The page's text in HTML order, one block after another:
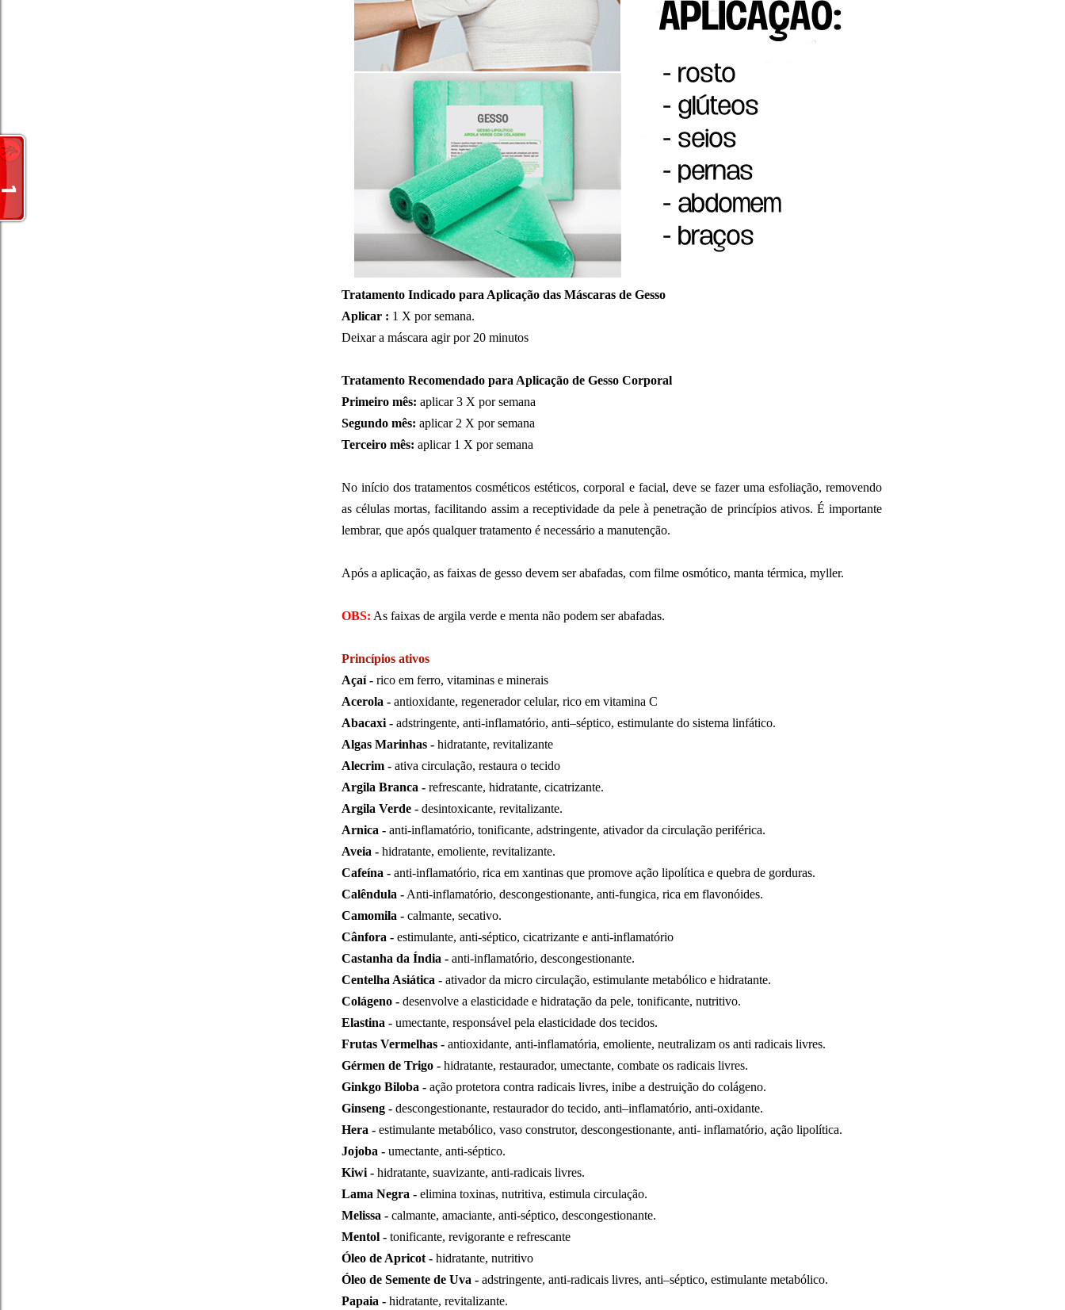
Tratamento Indicado para Aplicação das Máscaras de Gesso
Aplicar : 1 X por semana.
Deixar a máscara agir por 20 minutos
Tratamento Recomendado para Aplicação de Gesso Corporal
Primeiro mês: aplicar 3 X por semana
Segundo mês: aplicar 2 X por semana
Terceiro mês: aplicar 1 X por semana
No início dos tratamentos cosméticos estéticos, corporal e facial, deve se fazer uma esfoliação, removendo
as células mortas, facilitando assim a receptividade da pele à penetração de princípios ativos. É importante
lembrar, que após qualquer tratamento é necessário a manutenção.
Após a aplicação, as faixas de gesso devem ser abafadas, com filme osmótico, manta térmica, myller.
OBS: As faixas de argila verde e menta não podem ser abafadas.
Princípios ativos
Açaí - rico em ferro, vitaminas e minerais
Acerola - antioxidante, regenerador celular, rico em vitamina C
Abacaxi - adstringente, anti-inflamatório, anti–séptico, estimulante do sistema linfático.
Algas Marinhas - hidratante, revitalizante
Alecrim - ativa circulação, restaura o tecido
Argila Branca - refrescante, hidratante, cicatrizante.
Argila Verde - desintoxicante, revitalizante.
Arnica - anti-inflamatório, tonificante, adstringente, ativador da circulação periférica.
Aveia - hidratante, emoliente, revitalizante.
Cafeína - anti-inflamatório, rica em xantinas que promove ação lipolítica e quebra de gorduras.
Calêndula - Anti-inflamatório, descongestionante, anti-fungica, rica em flavonóides.
Camomila - calmante, secativo.
Cânfora - estimulante, anti-séptico, cicatrizante e anti-inflamatório
Castanha da Índia - anti-inflamatório, descongestionante.
Centelha Asiática - ativador da micro circulação, estimulante metabólico e hidratante.
Colágeno - desenvolve a elasticidade e hidratação da pele, tonificante, nutritivo.
Elastina - umectante, responsável pela elasticidade dos tecidos.
Frutas Vermelhas - antioxidante, anti-inflamatória, emoliente, neutralizam os anti radicais livres.
Gérmen de Trigo - hidratante, restaurador, umectante, combate os radicais livres.
Ginkgo Biloba - ação protetora contra radicais livres, inibe a destruição do colágeno.
Ginseng - descongestionante, restaurador do tecido, anti–inflamatório, anti-oxidante.
Hera - estimulante metabólico, vaso construtor, descongestionante, anti- inflamatório, ação lipolítica.
Jojoba - umectante, anti-séptico.
Kiwi - hidratante, suavizante, anti-radicais livres.
Lama Negra - elimina toxinas, nutritiva, estimula circulação.
Melissa - calmante, amaciante, anti-séptico, descongestionante.
Mentol - tonificante, revigorante e refrescante
Óleo de Apricot - hidratante, nutritivo
Óleo de Semente de Uva - adstringente, anti-radicais livres, anti–séptico, estimulante metabólico.
Papaia - hidratante, revitalizante.